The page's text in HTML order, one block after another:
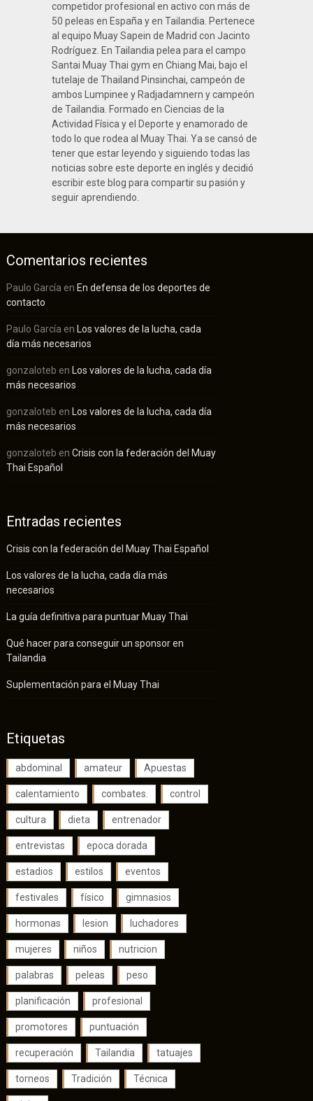
competidor profesional en activo con más de
50 peleas en España y en Tailandia. Pertenece
al equipo Muay Sapein de Madrid con Jacinto
Rodríguez. En Tailandia pelea para el campo
Santai Muay Thai gym en Chiang Mai, bajo el
tutelaje de Thailand Pinsinchai, campeón de
ambos Lumpinee y Radjadamnern y campeón
de Tailandia. Formado en Ciencias de la
Actividad Física y el Deporte y enamorado de
todo lo que rodea al Muay Thai. Ya se cansó de
tener que estar leyendo y siguiendo todas las
noticias sobre este deporte en inglés y decidió
escribir este blog para compartir su pasión y
seguir aprendiendo.
Comentarios recientes
Paulo García en En defensa de los deportes de
contacto
Paulo García en Los valores de la lucha, cada
día más necesarios
gonzaloteb en Los valores de la lucha, cada día
más necesarios
gonzaloteb en Los valores de la lucha, cada día
más necesarios
gonzaloteb en Crisis con la federación del Muay
Thai Español
Entradas recientes
Crisis con la federación del Muay Thai Español
Los valores de la lucha, cada día más
necesarios
La guía definitiva para puntuar Muay Thai
Qué hacer para conseguir un sponsor en
Tailandia
Suplementación para el Muay Thai
Etiquetas
abdominal amateur Apuestas
calentamiento combates. control
cultura dieta entrenador
entrevistas epoca dorada
estadios estilos eventos
festivales físico gimnasios
hormonas lesion luchadores
mujeres niños nutricion
palabras peleas peso
planificación profesional
promotores puntuación
recuperación Tailandia tatuajes
torneos Tradición Técnica